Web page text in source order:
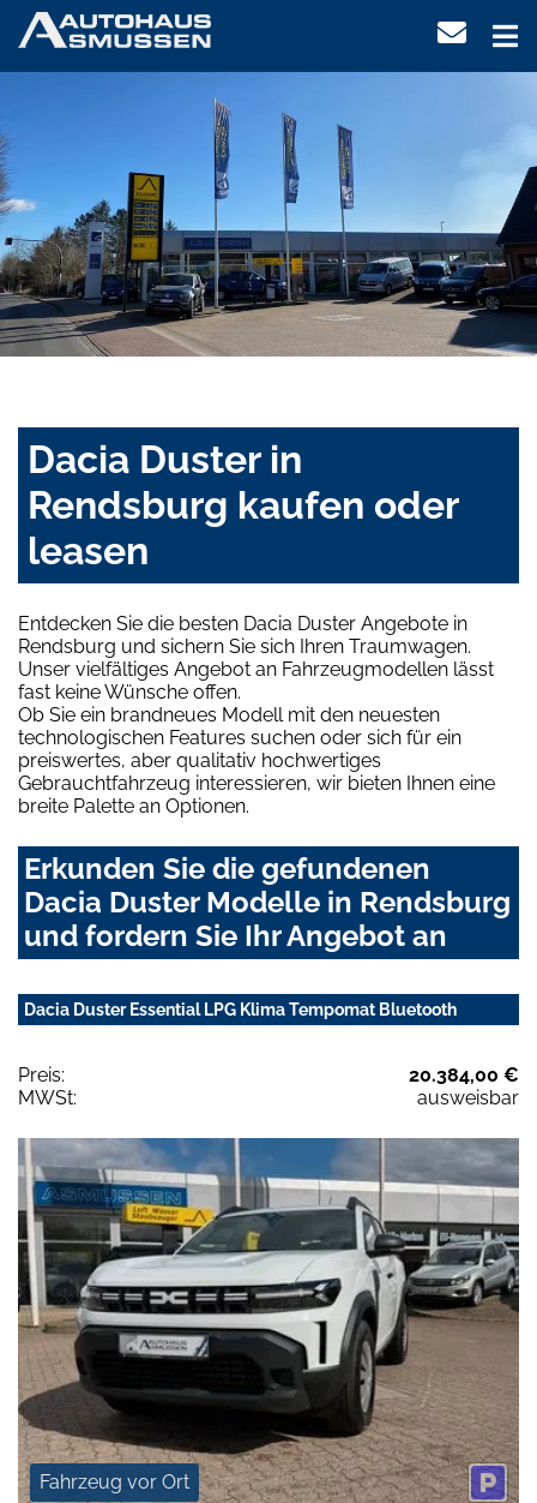
Dacia Duster in
Rendsburg kaufen oder
leasen
Entdecken Sie die besten Dacia Duster Angebote in
Rendsburg und sichern Sie sich Ihren Traumwagen.
Unser vielfältiges Angebot an Fahrzeugmodellen lässt
fast keine Wünsche offen.
Ob Sie ein brandneues Modell mit den neuesten
technologischen Features suchen oder sich für ein
preiswertes, aber qualitativ hochwertiges
Gebrauchtfahrzeug interessieren, wir bieten Ihnen eine
breite Palette an Optionen.
Erkunden Sie die gefundenen
Dacia Duster Modelle in Rendsburg
und fordern Sie Ihr Angebot an
Dacia Duster Essential LPG Klima Tempomat Bluetooth
Preis:
20.384,00 €
MWSt:
ausweisbar
Fahrzeug vor Ort